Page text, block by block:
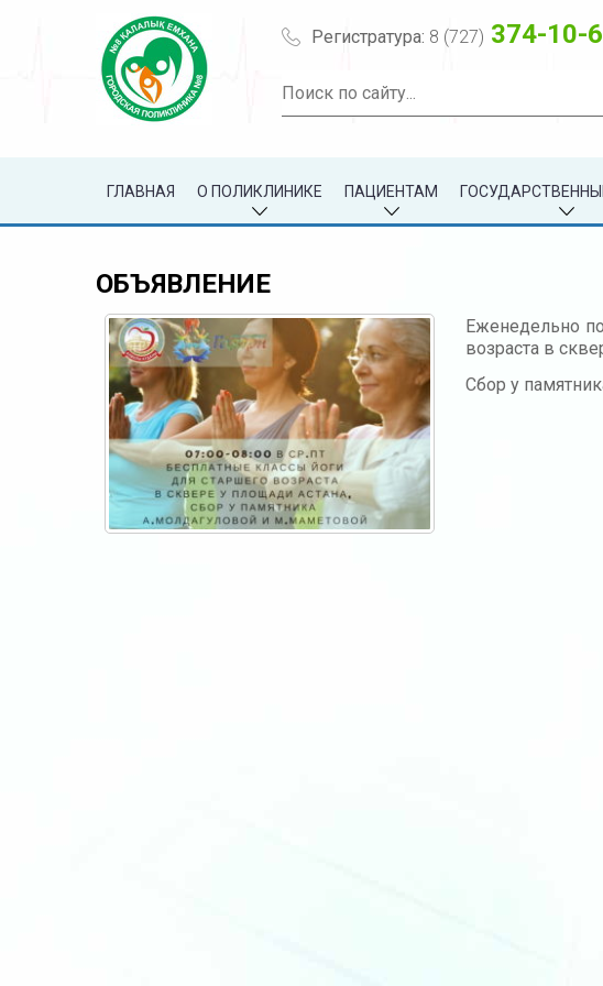
Регистратура: 8 (727) 374-10-
ГЛАВНАЯ О ПОЛИКЛИНИКЕ ПАЦИЕНТАМ
ОБЪЯВЛЕНИЕ
Еженедельно
возраста в
Сбор у